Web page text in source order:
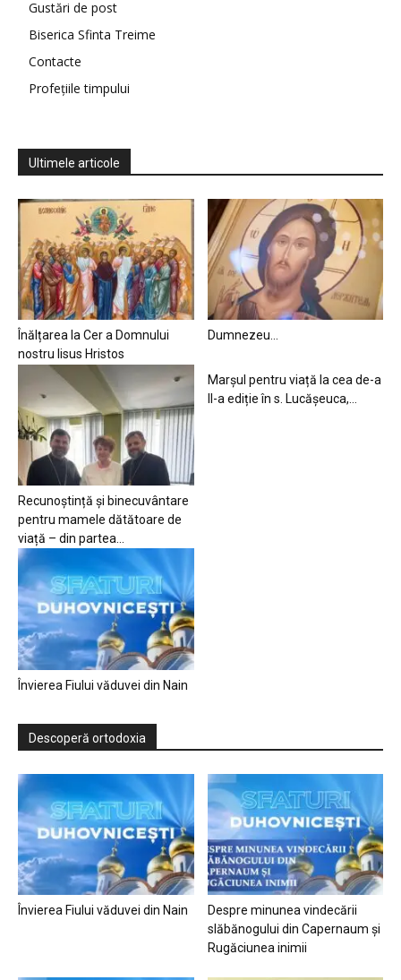
Gustări de post
Biserica Sfinta Treime
Contacte
Profețiile timpului
Ultimele articole
Înălțarea la Cer a Domnului
nostru Iisus Hristos
Dumnezeu…
Recunoștință și binecuvântare
pentru mamele dătătoare de
viață – din partea...
Marșul pentru viață la cea de-a
II-a ediție în s. Lucășeuca,...
Învierea Fiului văduvei din Nain
Descoperă ortodoxia
Învierea Fiului văduvei din Nain
Despre minunea vindecării
slăbănogului din Capernaum și
Rugăciunea inimii